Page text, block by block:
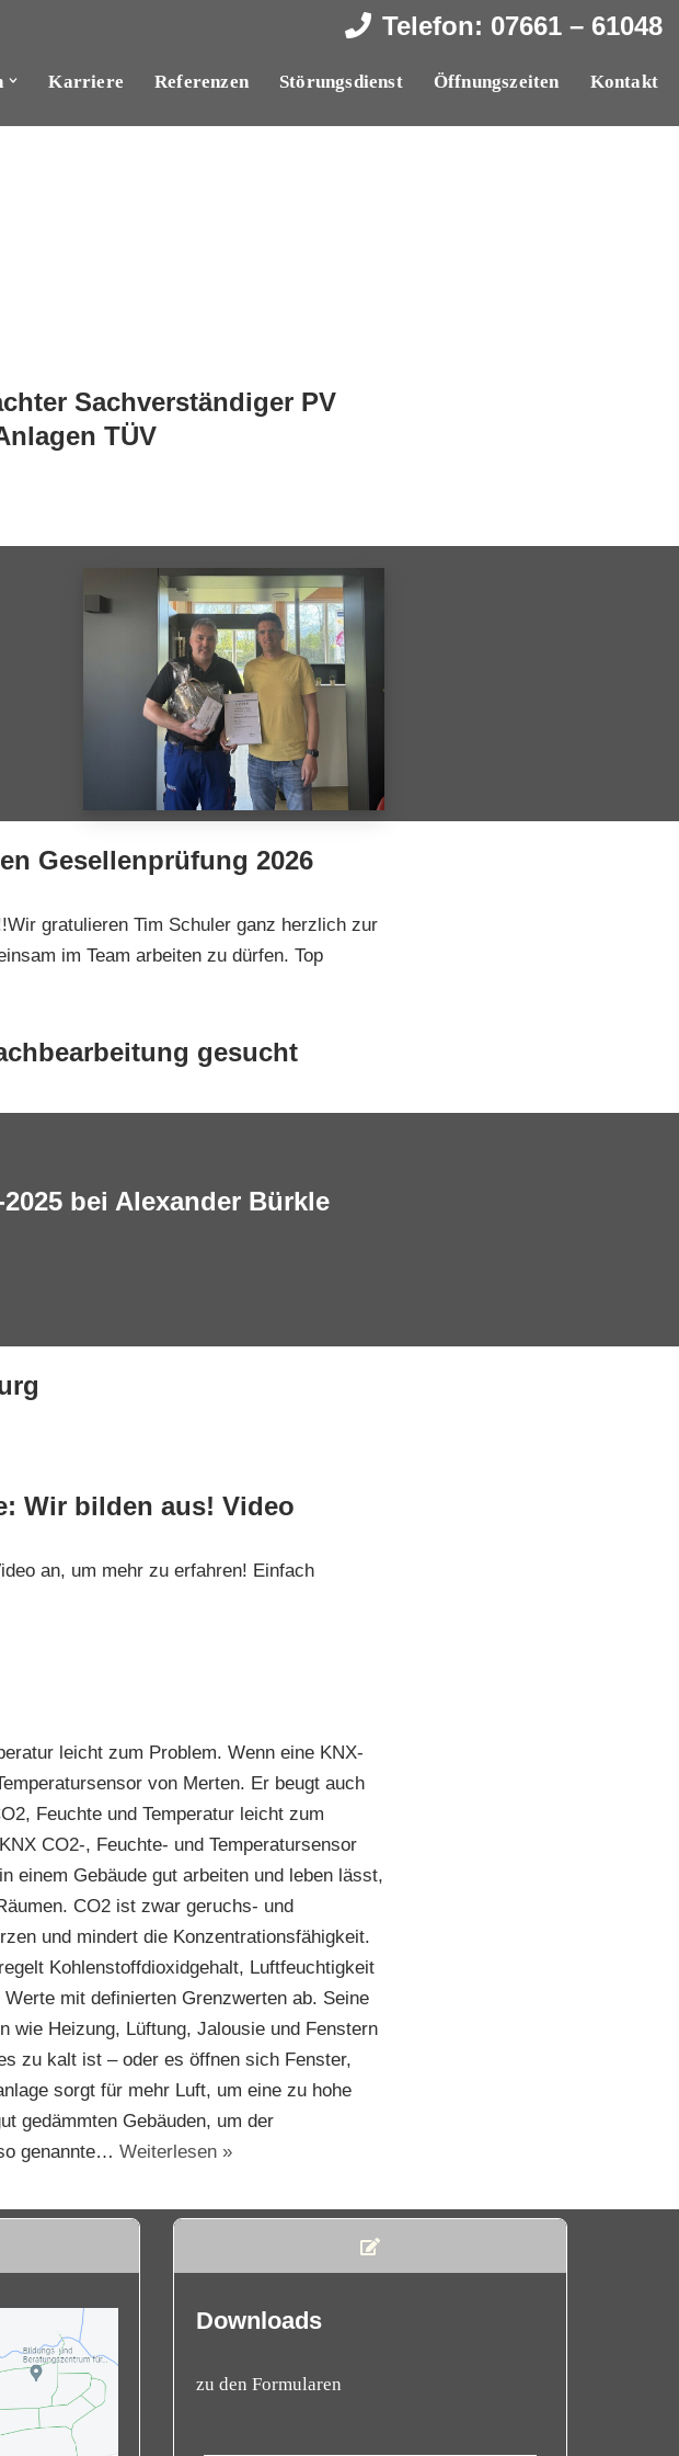
Telefon: 07661 – 61048
Karriere Referenzen Störungsdienst Öffnungszeiten Kontakt
Sachverständiger PV
TÜV
Gesellenprüfung 2026
gratulieren Tim Schuler ganz herzlich zur
im Team arbeiten zu dürfen. Top
gesucht
bei Alexander Bürkle
Wir bilden aus! Video
an, um mehr zu erfahren! Einfach
leicht zum Problem. Wenn eine KNX-
von Merten. Er beugt auch
Feuchte und Temperatur leicht zum
CO2-, Feuchte- und Temperatursensor
einem Gebäude gut arbeiten und leben lässt,
CO2 ist zwar geruchs- und
und mindert die Konzentrationsfähigkeit.
Kohlenstoffdioxidgehalt, Luftfeuchtigkeit
mit definierten Grenzwerten ab. Seine
wie Heizung, Lüftung, Jalousie und Fenstern
zu kalt ist – oder es öffnen sich Fenster,
sorgt für mehr Luft, um eine zu hohe
gedämmten Gebäuden, um der
genannte… Weiterlesen »
Downloads
zu den Formularen